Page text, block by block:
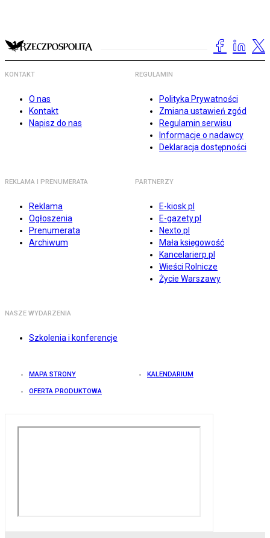
KONTAKT
O nas
Kontakt
Napisz do nas
REGULAMIN
Polityka Prywatności
Zmiana ustawień zgód
Regulamin serwisu
Informacje o nadawcy
Deklaracja dostępności
REKLAMA I PRENUMERATA
Reklama
Ogłoszenia
Prenumerata
Archiwum
PARTNERZY
E-kiosk.pl
E-gazety.pl
Nexto.pl
Mała księgowość
Kancelarierp.pl
Wieści Rolnicze
Życie Warszawy
NASZE WYDARZENIA
Szkolenia i konferencje
MAPA STRONY KALENDARIUM
OFERTA PRODUKTOWA